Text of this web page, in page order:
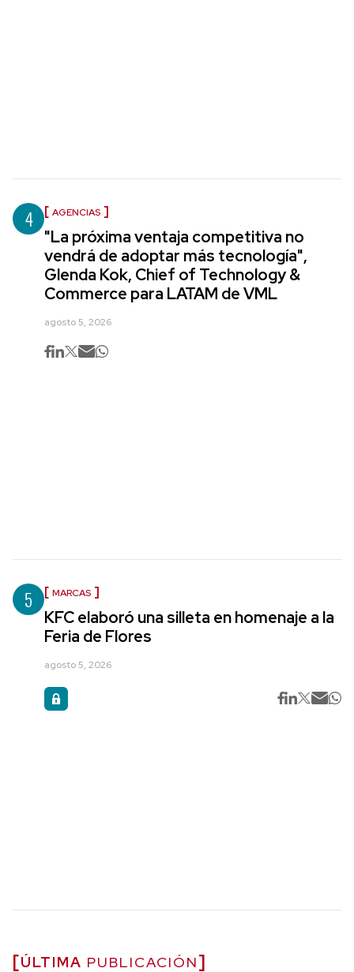
4 AGENCIAS
"La próxima ventaja competitiva no
vendrá de adoptar más tecnología",
Glenda Kok, Chief of Technology &
Commerce para LATAM de VML
agosto 5, 2026
5 MARCAS
KFC elaboró una silleta en homenaje a la
Feria de Flores
agosto 5, 2026
ÚLTIMA PUBLICACIÓN